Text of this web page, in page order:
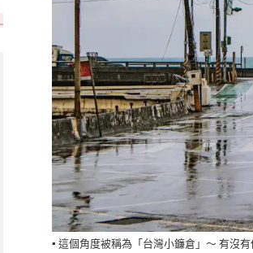
▪️ 這個角度被稱為「台灣小鐮倉」～ 有沒有